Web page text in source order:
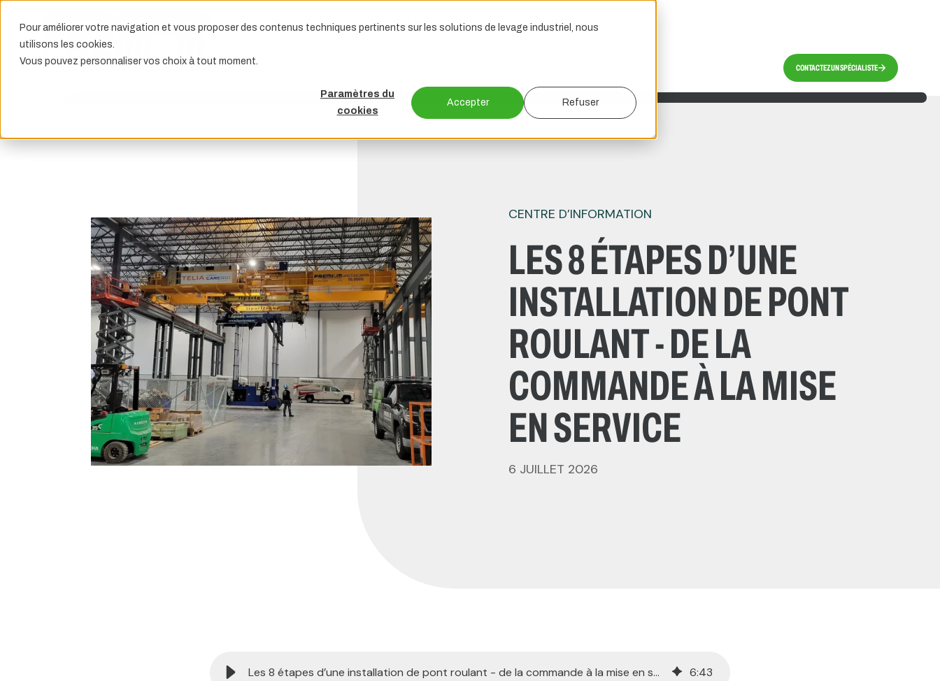
Pour améliorer votre navigation et vous proposer des contenus techniques pertinents sur les solutions de levage industriel, nous
utilisons les cookies.
Vous pouvez personnaliser vos choix à tout moment.
Paramètres du
cookies
Accepter Refuser
1 888-968-0588 APPEL DE SERVICE EN
CONTACTEZ UN SPÉCIALISTE
CENTRE D’INFORMATION
LES 8 ÉTAPES D’UNE
INSTALLATION DE PONT
ROULANT - DE LA
COMMANDE À LA MISE
EN SERVICE
6 JUILLET 2026
Les 8 étapes d’une installation de pont roulant - de la commande à la mise en service 6:43